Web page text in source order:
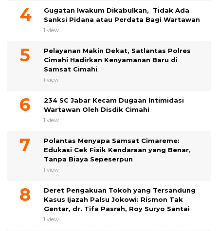
Gugatan Iwakum Dikabulkan, Tidak Ada
Sanksi Pidana atau Perdata Bagi Wartawan
1 view
Pelayanan Makin Dekat, Satlantas Polres
Cimahi Hadirkan Kenyamanan Baru di
Samsat Cimahi
1 view
234 SC Jabar Kecam Dugaan Intimidasi
Wartawan Oleh Disdik Cimahi
1 view
Polantas Menyapa Samsat Cimareme:
Edukasi Cek Fisik Kendaraan yang Benar,
Tanpa Biaya Sepeserpun
1 view
Deret Pengakuan Tokoh yang Tersandung
Kasus Ijazah Palsu Jokowi: Rismon Tak
Gentar, dr. Tifa Pasrah, Roy Suryo Santai
1 view